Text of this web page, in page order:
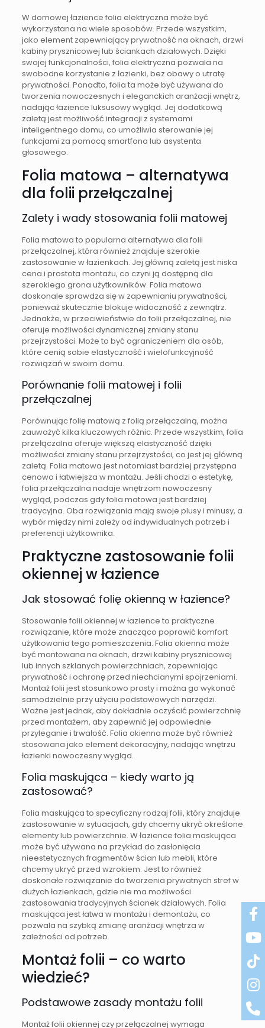
W domowej łazience folia elektryczna może być
wykorzystana na wiele sposobów. Przede wszystkim,
jako element zapewniający prywatność na oknach, drzwi
kabiny prysznicowej lub ściankach działowych. Dzięki
swojej funkcjonalności, folia elektryczna pozwala na
swobodne korzystanie z łazienki, bez obawy o utratę
prywatności. Ponadto, folia ta może być używana do
tworzenia nowoczesnych i eleganckich aranżacji wnętrz,
nadając łazience luksusowy wygląd. Jej dodatkową
zaletą jest możliwość integracji z systemami
inteligentnego domu, co umożliwia sterowanie jej
funkcjami za pomocą smartfona lub asystenta
głosowego.
Folia matowa – alternatywa
dla folii przełączalnej
Zalety i wady stosowania folii matowej
Folia matowa to popularna alternatywa dla folii
przełączalnej, która również znajduje szerokie
zastosowanie w łazienkach. Jej główną zaletą jest niska
cena i prostota montażu, co czyni ją dostępną dla
szerokiego grona użytkowników. Folia matowa
doskonale sprawdza się w zapewnianiu prywatności,
ponieważ skutecznie blokuje widoczność z zewnątrz.
Jednakże, w przeciwieństwie do folii przełączalnej, nie
oferuje możliwości dynamicznej zmiany stanu
przejrzystości. Może to być ograniczeniem dla osób,
które cenią sobie elastyczność i wielofunkcyjność
rozwiązań w swoim domu.
Porównanie folii matowej i folii
przełączalnej
Porównując folię matową z folią przełączalną, można
zauważyć kilka kluczowych różnic. Przede wszystkim, folia
przełączalna oferuje większą elastyczność dzięki
możliwości zmiany stanu przejrzystości, co jest jej główną
zaletą. Folia matowa jest natomiast bardziej przystępna
cenowo i łatwiejsza w montażu. Jeśli chodzi o estetykę,
folia przełączalna nadaje wnętrzom nowoczesny
wygląd, podczas gdy folia matowa jest bardziej
tradycyjna. Oba rozwiązania mają swoje plusy i minusy, a
wybór między nimi zależy od indywidualnych potrzeb i
preferencji użytkownika.
Praktyczne zastosowanie folii
okiennej w łazience
Jak stosować folię okienną w łazience?
Stosowanie folii okiennej w łazience to praktyczne
rozwiązanie, które może znacząco poprawić komfort
użytkowania tego pomieszczenia. Folia okienna może
być montowana na oknach, drzwi kabiny prysznicowej
lub innych szklanych powierzchniach, zapewniając
prywatność i ochronę przed niechcianymi spojrzeniami.
Montaż folii jest stosunkowo prosty i można go wykonać
samodzielnie przy użyciu podstawowych narzędzi.
Ważne jest jednak, aby dokładnie oczyścić powierzchnię
przed montażem, aby zapewnić jej odpowiednie
przyleganie i trwałość. Folia okienna może być również
stosowana jako element dekoracyjny, nadając wnętrzu
łazienki nowoczesny wygląd.
Folia maskująca – kiedy warto ją
zastosować?
Folia maskująca to specyficzny rodzaj folii, który znajduje
zastosowanie w sytuacjach, gdy chcemy ukryć określone
elementy lub powierzchnie. W łazience folia maskująca
może być używana na przykład do zasłonięcia
nieestetycznych fragmentów ścian lub mebli, które
chcemy ukryć przed wzrokiem. Jest to również
doskonałe rozwiązanie do tworzenia prywatnych stref w
dużych łazienkach, gdzie nie ma możliwości
zastosowania tradycyjnych ścianek działowych. Folia
maskująca jest łatwa w montażu i demontażu, co
pozwala na szybką zmianę aranżacji wnętrza w
zależności od potrzeb.
Montaż folii – co warto
wiedzieć?
Podstawowe zasady montażu folii
Montaż folii okiennej czy przełączalnej wymaga